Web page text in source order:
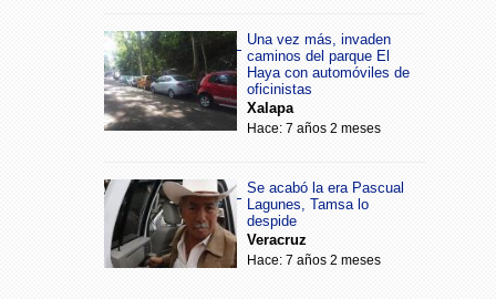
Una vez más, invaden
caminos del parque El
Haya con automóviles de
oficinistas
Xalapa
Hace: 7 años 2 meses
Se acabó la era Pascual
Lagunes, Tamsa lo
despide
Veracruz
Hace: 7 años 2 meses